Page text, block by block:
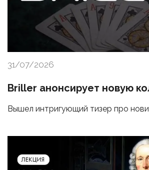
31/07/2026
Briller анонсирует новую
Вышел интригующий тизер про